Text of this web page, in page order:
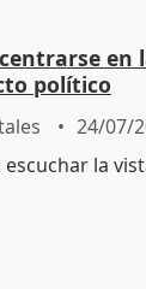
en
político
24/07/